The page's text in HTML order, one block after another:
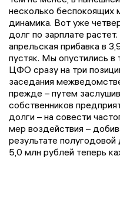
несколько беспокоящих
динамика. Вот уже
долг по зарплате
апрельская прибавка в
пустяк. Мы опустились в
ЦФО сразу на три
заседания
прежде – путем
собственников
долги – на совести
мер воздействия –
результате
5,0 млн рублей теперь